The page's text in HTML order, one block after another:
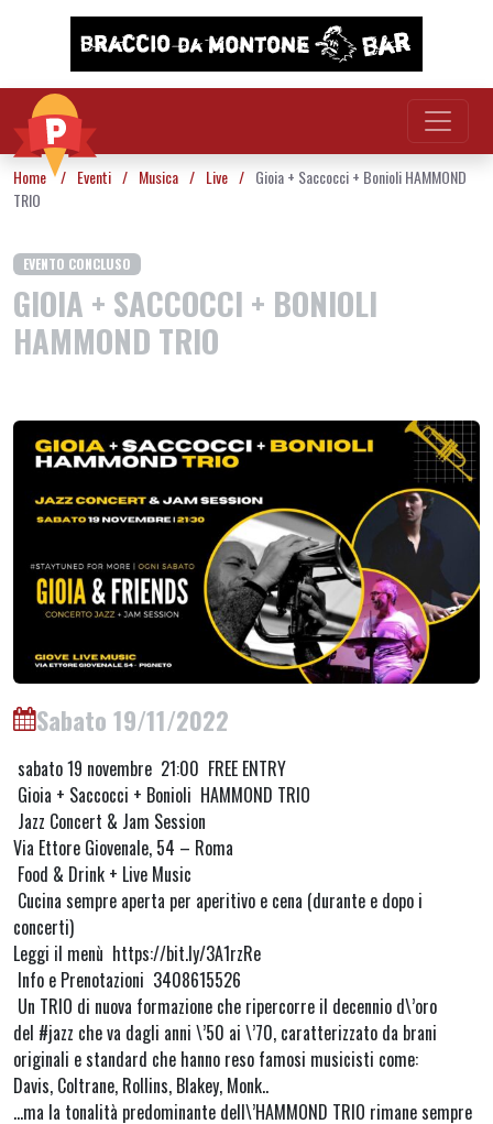
Vai al contenuto
Home / Eventi / Musica / Live / Gioia + Saccocci + Bonioli HAMMOND
TRIO
EVENTO CONCLUSO
GIOIA + SACCOCCI + BONIOLI
HAMMOND TRIO
Sabato 19/11/2022
sabato 19 novembre 21:00 FREE ENTRY
Gioia + Saccocci + Bonioli HAMMOND TRIO
Jazz Concert & Jam Session
Via Ettore Giovenale, 54 – Roma
Food & Drink + Live Music
Cucina sempre aperta per aperitivo e cena (durante e dopo i
concerti)
Leggi il menù https://bit.ly/3A1rzRe
Info e Prenotazioni 3408615526
Un TRIO di nuova formazione che ripercorre il decennio d\’oro
del #jazz che va dagli anni \’50 ai \’70, caratterizzato da brani
originali e standard che hanno reso famosi musicisti come:
Davis, Coltrane, Rollins, Blakey, Monk..
…ma la tonalità predominante dell\’HAMMOND TRIO rimane sempre